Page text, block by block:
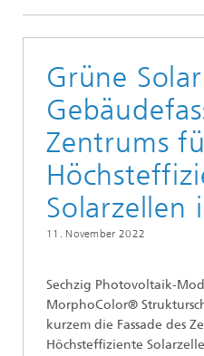
Grüne
Zentrums
Solarzellen
11. November 2022
Sechzig Photovoltaik-
MorphoColor®
kurzem die Fassade des
Höchsteffiziente